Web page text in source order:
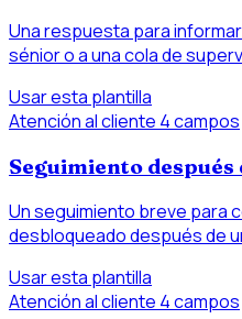
Una respuesta para
sénior o a una cola de
Usar esta plantilla
Atención al cliente 4 campos
Seguimiento
Un seguimiento breve para
desbloqueado después de
Usar esta plantilla
Atención al cliente 4 campos